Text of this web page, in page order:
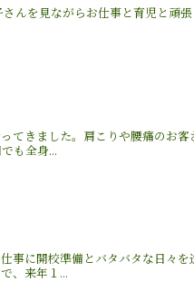
んを見ながらお仕事と育児と頑
きました。肩こりや腰痛のお客
も全身...
に開校準備とバタバタな日々
、来年１...